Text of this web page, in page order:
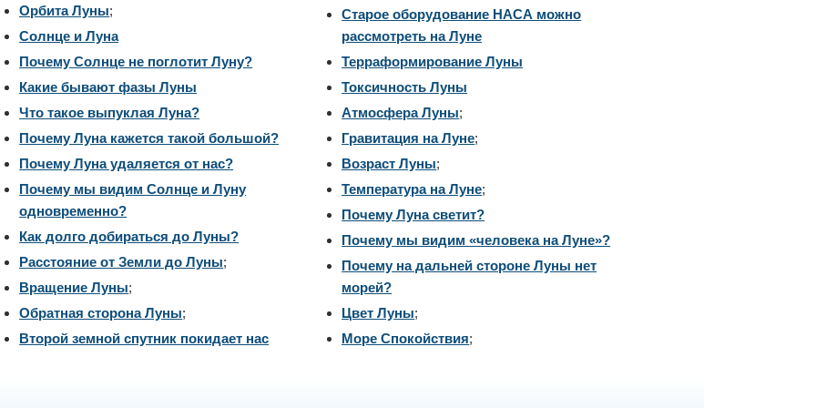
Орбита Луны;
Солнце и Луна
Почему Солнце не поглотит Луну?
Какие бывают фазы Луны
Что такое выпуклая Луна?
Почему Луна кажется такой большой?
Почему Луна удаляется от нас?
Почему мы видим Солнце и Луну
одновременно?
Как долго добираться до Луны?
Расстояние от Земли до Луны;
Вращение Луны;
Обратная сторона Луны;
Второй земной спутник покидает нас
Старое оборудование НАСА можно
рассмотреть на Луне
Терраформирование Луны
Токсичность Луны
Атмосфера Луны;
Гравитация на Луне;
Возраст Луны;
Температура на Луне;
Почему Луна светит?
Почему мы видим «человека на Луне»?
Почему на дальней стороне Луны нет
морей?
Цвет Луны;
Море Спокойствия;